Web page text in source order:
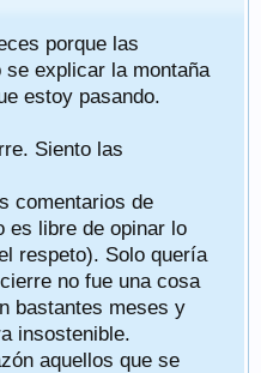
porque las
explicar la montaña
estoy pasando.
Siento las
comentarios de
es libre de opinar lo
respeto). Solo quería
no fue una cosa
bastantes meses y
insostenible.
aquellos que se